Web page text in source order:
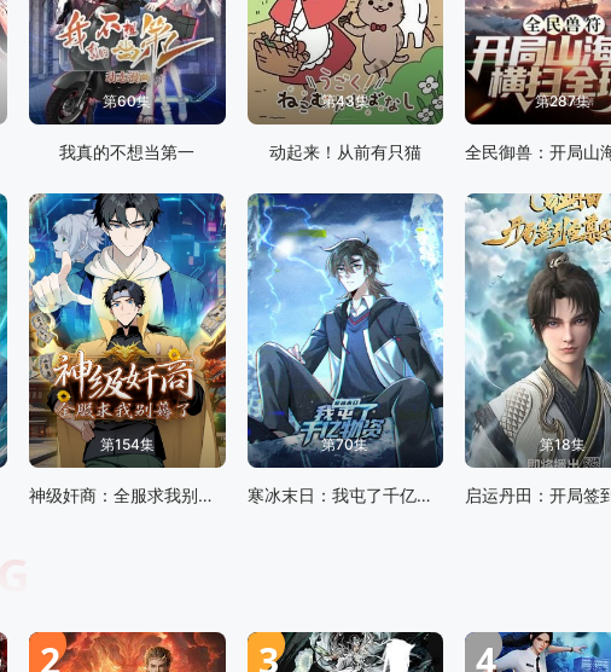
第60集
我真的不想当第一
第43集
动起来！从前有只猫
第287集
第154集
神级奸商：全服求我别薅了 动态漫画
第70集
寒冰末日：我屯了千亿物资 动态漫画 第一季
第18集
2 3 4